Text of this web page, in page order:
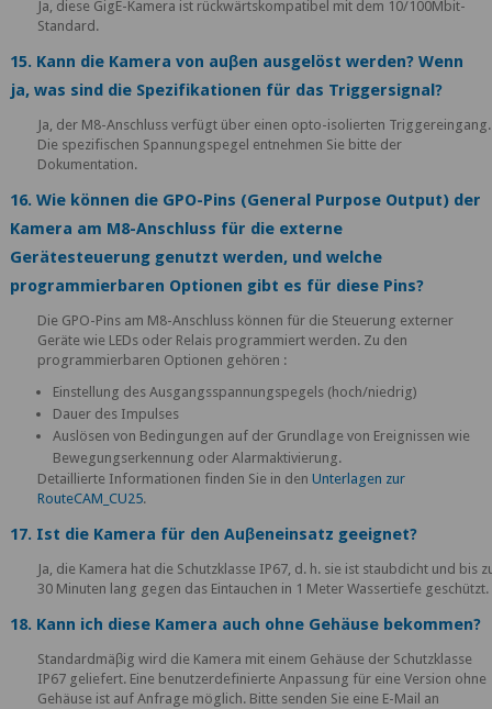
Ja, diese GigE-Kamera ist rückwärtskompatibel mit dem 10/100Mbit-
Standard.
15. Kann die Kamera von auβen ausgelöst werden? Wenn
ja, was sind die Spezifikationen für das Triggersignal?
Ja, der M8-Anschluss verfügt über einen opto-isolierten Triggereingang.
Die spezifischen Spannungspegel entnehmen Sie bitte der
Dokumentation.
16. Wie können die GPO-Pins (General Purpose Output) der
Kamera am M8-Anschluss für die externe
Gerätesteuerung genutzt werden, und welche
programmierbaren Optionen gibt es für diese Pins?
Die GPO-Pins am M8-Anschluss können für die Steuerung externer
Geräte wie LEDs oder Relais programmiert werden. Zu den
programmierbaren Optionen gehören :
Einstellung des Ausgangsspannungspegels (hoch/niedrig)
Dauer des Impulses
Auslösen von Bedingungen auf der Grundlage von Ereignissen wie
Bewegungserkennung oder Alarmaktivierung.
Detaillierte Informationen finden Sie in denUnterlagen zur
RouteCAM_CU25.
17. Ist die Kamera für den Auβeneinsatz geeignet?
Ja, die Kamera hat die Schutzklasse IP67, d. h. sie ist staubdicht und bis
30 Minuten lang gegen das Eintauchen in 1 Meter Wassertiefe geschützt.
18. Kann ich diese Kamera auch ohne Gehäuse bekommen?
Standardmäβig wird die Kamera mit einem Gehäuse der Schutzklasse
IP67 geliefert. Eine benutzerdefinierte Anpassung für eine Version ohne
Gehäuse ist auf Anfrage möglich. Bitte senden Sie eine E-Mail an